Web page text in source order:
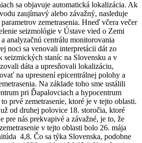
sa objavuje automatická lokalizácia. Ak
zaujímavý alebo závažný, nasleduje
zemetrasenia. Hneď včera večer
seizmológie v Ústave vied o Zemi
analyzačnú centrálu monitorovania
noci sa venovali interpretácii dát zo
seizmických staníc na Slovensku a v
dáta a upresňovali lokalizáciu,
na upresnení epicentrálnej polohy a
Na základe toho sme ustálili
pri Ďapalovciach a hypocentrum
prvé zemetrasenie, ktoré je v tejto oblasti.
od druhej polovice 18. storočia, ktoré
pre nás prekvapivé a závažné, je to, že
v tejto oblasti bolo 26. mája
4,8. Čo sa týka Slovenska, podobne